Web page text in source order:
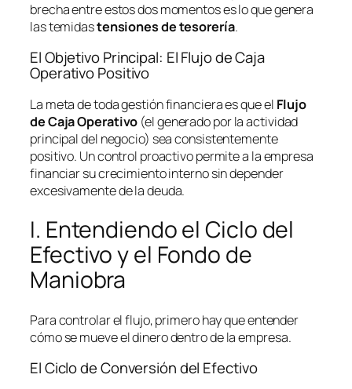
brecha entre estos dos momentos es lo que genera
las temidastensiones de tesorería.
El Objetivo Principal: El Flujo de Caja
Operativo Positivo
La meta de toda gestión financiera es que el Flujo
de Caja Operativo (el generado por la actividad
principal del negocio) sea consistentemente
positivo. Un control proactivo permite a la empresa
financiar su crecimiento interno sin depender
excesivamente de la deuda.
I. Entendiendo el Ciclo del
Efectivo y el Fondo de
Maniobra
Para controlar el flujo, primero hay que entender
cómo se mueve el dinero dentro de la empresa.
El Ciclo de Conversión del Efectivo